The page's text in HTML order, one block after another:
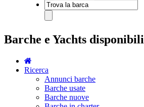
Barche e Yachts disponibili
Ricerca
Annunci barche
Barche usate
Barche nuove